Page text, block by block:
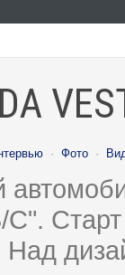
· Фото ·
Над